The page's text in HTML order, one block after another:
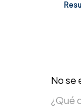
No se
¿Qué